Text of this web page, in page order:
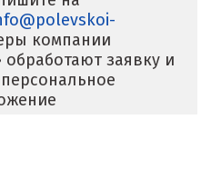
компании
заявку и